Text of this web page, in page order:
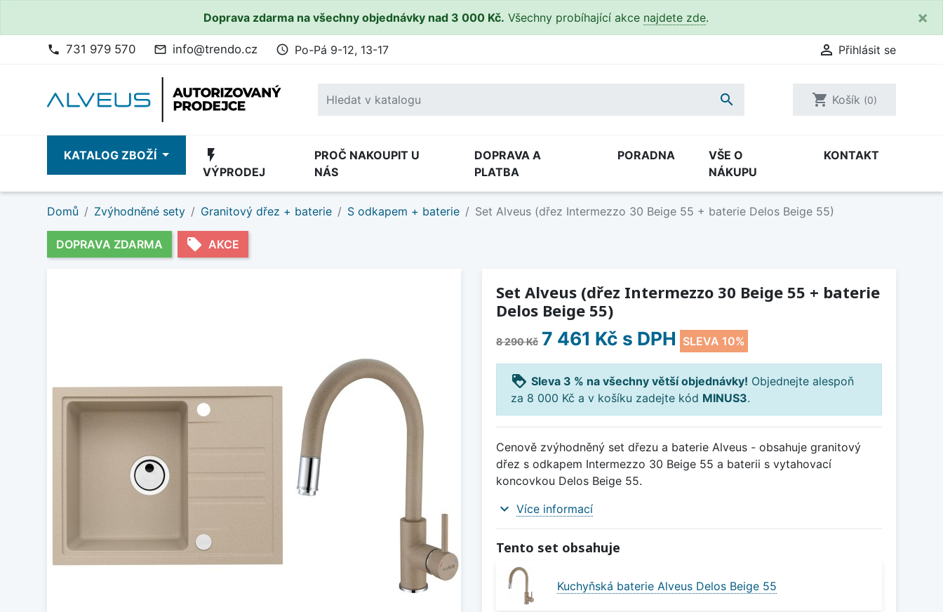
Doprava zdarma na všechny objednávky nad 3 000 Kč. Všechny probíhající akce najdete zde. ×
phone 731 979 570 mail_outline info@trendo.cz access_time Po-Pá 9-12, 13-17  Přihlásit se
 shopping_cart Košík (0)
KATALOG ZBOŽÍ flash_on
VÝPRODEJ
PROČ NAKOUPIT U
NÁS
DOPRAVA A
PLATBA
PORADNA
VŠE O
NÁKUPU
KONTAKT
Domů Zvýhodněné sety Granitový dřez + baterie S odkapem + baterie Set Alveus (dřez Intermezzo 30 Beige 55 + baterie Delos Beige 55)
DOPRAVA ZDARMA local_offer AKCE
Set Alveus (dřez Intermezzo 30 Beige 55 + baterie
Delos Beige 55)
8 290 Kč 7 461 Kč s DPH SLEVA 10%
loyalty Sleva 3 % na všechny větší objednávky! Objednejte alespoň
za 8 000 Kč a v košíku zadejte kód MINUS3.
Cenově zvýhodněný set dřezu a baterie Alveus - obsahuje granitový
dřez s odkapem Intermezzo 30 Beige 55 a baterii s vytahovací
koncovkou Delos Beige 55.
expand_more Více informací
Tento set obsahuje
Kuchyňská baterie Alveus Delos Beige 55